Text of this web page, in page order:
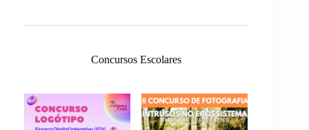
Concursos Escolares